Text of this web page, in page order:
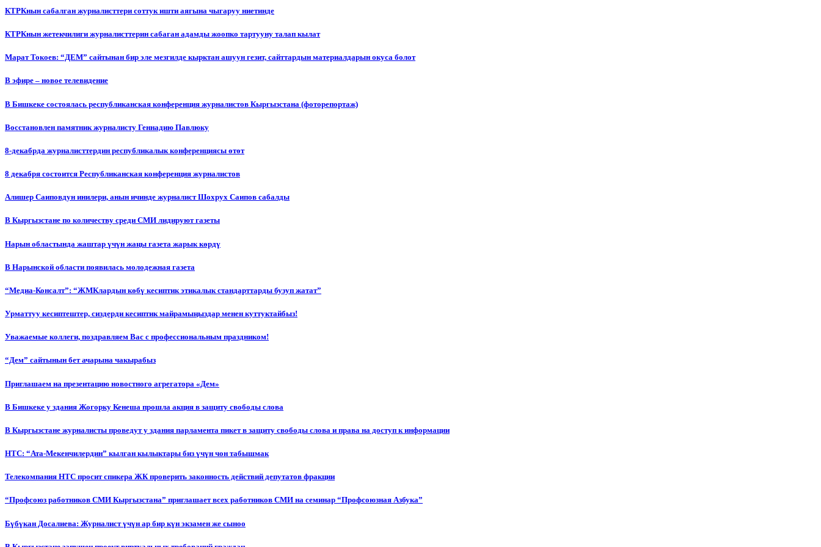
КТРКнын сабалган журналисттери соттук ишти аягына чыгаруу ниетинде
КТРКнын жетекчилиги журналисттерин сабаган адамды жоопко тартууну талап кылат
Марат Токоев: “ДЕМ” сайтынан бир эле мезгилде кырктан ашуун гезит, сайттардын материалдарын окуса болот
В эфире – новое телевидение
В Бишкеке состоялась республиканская конференция журналистов Кыргызстана (фоторепортаж)
Восстановлен памятник журналисту Геннадию Павлюку
8-декабрда журналисттердин республикалык конференциясы өтөт
8 декабря состоится Республиканская конференция журналистов
Алишер Саиповдун инилери, анын ичинде журналист Шохрух Саипов сабалды
В Кыргызстане по количеству среди СМИ лидируют газеты
Нарын областында жаштар үчүн жаңы газета жарык көрдү
В Нарынской области появилась молодежная газета
“Медиа-Консалт”: “ЖМКлардын көбү кесиптик этикалык стандарттарды бузуп жатат”
Урматтуу кесиптештер, сиздерди кесиптик майрамыңыздар менен куттуктайбыз!
Уважаемые коллеги, поздравляем Вас с профессиональным праздником!
“Дем” сайтынын бет ачарына чакырабыз
Приглашаем на презентацию новостного агрегатора «Дем»
В Бишкеке у здания Жогорку Кенеша прошла акция в защиту свободы слова
В Кыргызстане журналисты проведут у здания парламента пикет в защиту свободы слова и права на доступ к информации
НТС: “Ата-Мекенчилердин” кылган кылыктары биз үчүн чон табышмак
Телекомпания НТС просит спикера ЖК проверить законность действий депутатов фракции
“Профсоюз работников СМИ Кыргызстана” приглашает всех работников СМИ на семинар “Профсоюзная Азбука”
Бүбүкан Досалиева: Журналист үчүн ар бир күн экзамен же сыноо